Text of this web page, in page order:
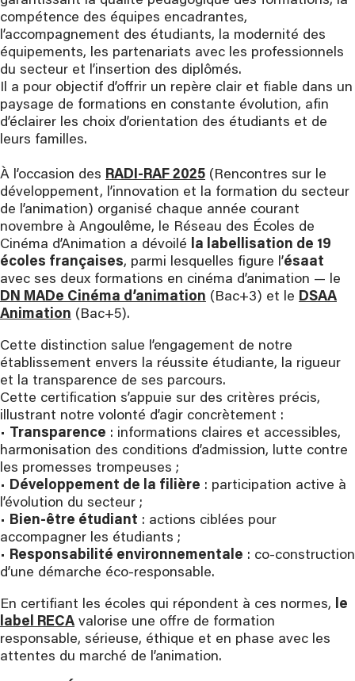
compétence des équipes encadrantes,
l’accompagnement des étudiants, la modernité des
équipements, les partenariats avec les professionnels
du secteur et l’insertion des diplômés.
Il a pour objectif d’offrir un repère clair et fiable dans un
paysage de formations en constante évolution, afin
d’éclairer les choix d’orientation des étudiants et de
leurs familles.
À l’occasion des RADI-RAF 2025 (Rencontres sur le
développement, l’innovation et la formation du secteur
de l’animation) organisé chaque année courant
novembre à Angoulême, le Réseau des Écoles de
Cinéma d’Animation a dévoilé la labellisation de 19
écoles françaises, parmi lesquelles figure l’ésaat
avec ses deux formations en cinéma d’animation — le
DN MADe Cinéma d’animation (Bac+3) et le DSAA
Animation (Bac+5).
Cette distinction salue l’engagement de notre
établissement envers la réussite étudiante, la rigueur
et la transparence de ses parcours.
Cette certification s’appuie sur des critères précis,
illustrant notre volonté d’agir concrètement :
• Transparence : informations claires et accessibles,
harmonisation des conditions d’admission, lutte contre
les promesses trompeuses ;
• Développement de la filière : participation active à
l’évolution du secteur ;
• Bien-être étudiant : actions ciblées pour
accompagner les étudiants ;
• Responsabilité environnementale : co-construction
d’une démarche éco-responsable.
En certifiant les écoles qui répondent à ces normes, le
label RECA valorise une offre de formation
responsable, sérieuse, éthique et en phase avec les
attentes du marché de l’animation.